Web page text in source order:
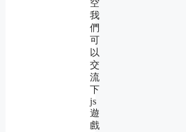
空
我
們
可
以
交
流
下
js
遊
戲